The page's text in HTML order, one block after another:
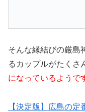
そんな縁結びの厳島
るカップルがたくさ
になっているようで
【決定版】広島の